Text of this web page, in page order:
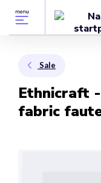
Sale
Ethnicraft
fabric